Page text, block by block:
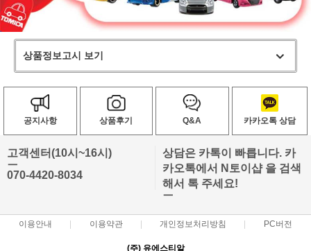
상품정보고시 보기
공지사항 상품후기 Q&A 카카오톡 상담
고객센터(10시~16시)
ㅡ
070-4420-8034
상담은 카톡이 빠릅니다. 카
카오톡에서 N토이샵 을 검색
해서 톡 주세요!
ㅡ
이용안내 이용약관 개인정보처리방침 PC버전
(주) 유에스티알